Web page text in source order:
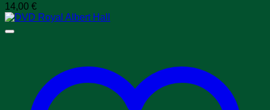
14,00 €